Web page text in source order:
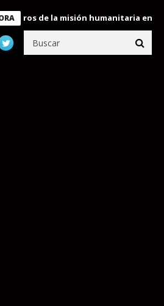
de la misión humanitaria enviada a